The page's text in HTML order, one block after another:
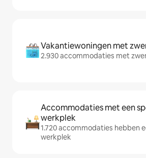
Vakantiewoningen met
2.930 accommodaties met
Accommodaties met een
werkplek
1.720 accommodaties hebben
werkplek